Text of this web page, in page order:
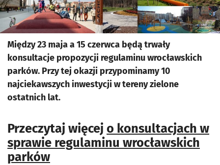
Między 23 maja a 15 czerwca będą trwały
konsultacje propozycji regulaminu wrocławskich
parków. Przy tej okazji przypominamy 10
najciekawszych inwestycji w tereny zielone
ostatnich lat.
Przeczytaj więcej o konsultacjach w
sprawie regulaminu wrocławskich
parków